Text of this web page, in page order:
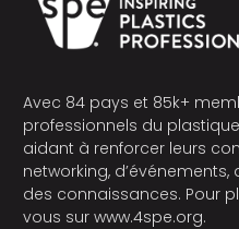
Avec 84 pays et 85k+
professionnels du
aidant à renforcer leurs
networking,
des connaissances. Pour
vous sur www.4spe.org.